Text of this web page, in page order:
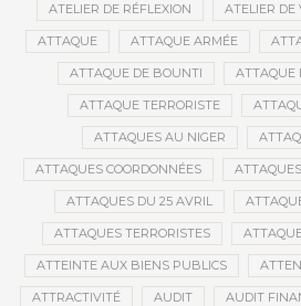
ATELIER DE RÉFLEXION ATELIER DE
ATTAQUE ATTAQUE ARMÉE
ATTAQUE DE BOUNTI ATTAQUE
ATTAQUE TERRORISTE
ATTAQUES AU NIGER
ATTAQUES COORDONNÉES
ATTAQUES DU 25 AVRIL
ATTAQUES TERRORISTES
ATTEINTE AUX BIENS PUBLICS
ATTRACTIVITÉ AUDIT AUDIT